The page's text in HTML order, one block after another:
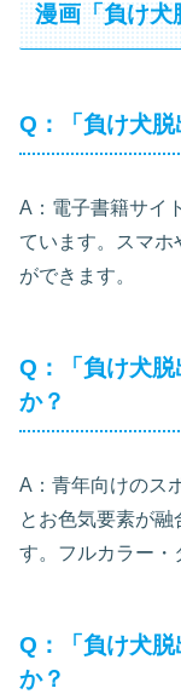
漫画「負け犬
Q：「負け犬脱
A：電子書籍サイ
ています。スマホ
ができます。
Q：「負け犬
か？
A：青年向けのス
とお色気要素が
す。フルカラー・
Q：「負け犬
か？